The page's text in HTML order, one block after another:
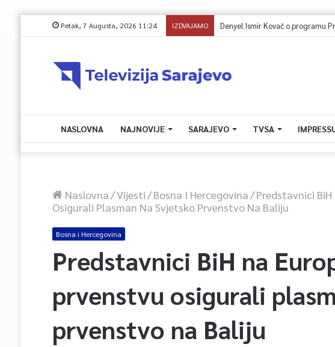
Petak, 7 Augusta, 2026 11:24 IZDVAJAMO Damir Šantić o vremenu tokom
NASLOVNA NAJNOVIJE SARAJEVO TVSA
Naslovna/Vijesti/Bosna I Hercegovina/Predstavnici
Osigurali Plasman Na Svjetsko Prvenstvo Na Baliju
Bosna i Hercegovina
Predstavnici BiH na
prvenstvu osigurali
prvenstvo na Baliju